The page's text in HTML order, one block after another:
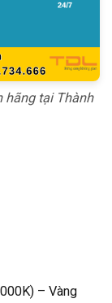
hãng tại Thành
– Vàng